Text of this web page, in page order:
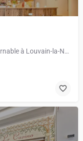
La Skola est la nouvelle adresse incontournable à Louvain-la-Neuve. Plus qu’un simple restaurant, c’est un…